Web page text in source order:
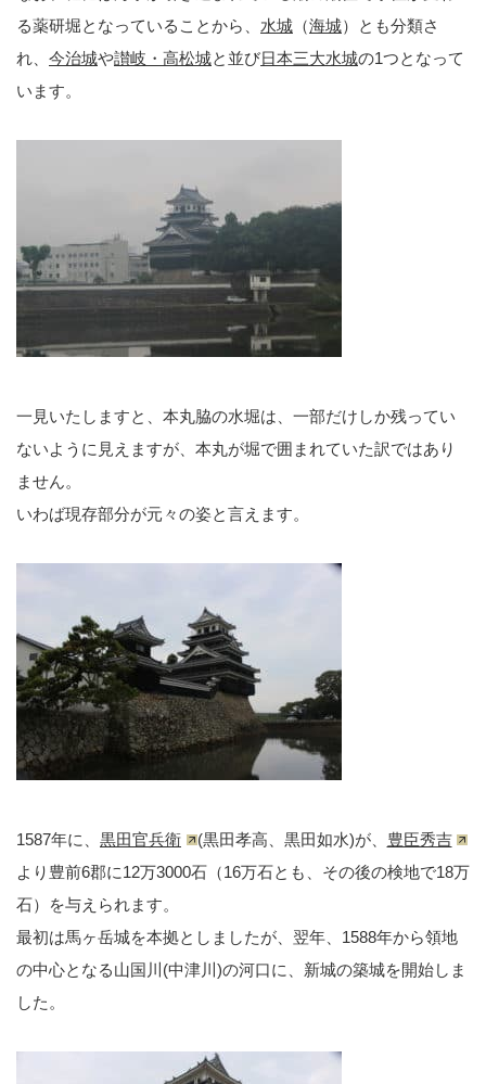
る薬研堀となっていることから、 水城 （海城）とも分類さ
れ、 今治城や讃岐・高松城と並び日本三大水城の1つとなって
います。
一見いたしますと、本丸脇の水堀は、一部だけしか残ってい
ないように見えますが、本丸が堀で囲まれていた訳ではあり
ません。
いわば現存部分が元々の姿と言えます。
1587年に、 黒田官兵衛 (黒田孝高、黒田如水)が、 豊臣秀吉
より豊前6郡に12万3000石（16万石とも、その後の検地で18万
石）を与えられます。
最初は馬ヶ岳城を本拠としましたが、翌年、1588年から領地
の中心となる山国川(中津川)の河口に、新城の築城を開始しま
した。